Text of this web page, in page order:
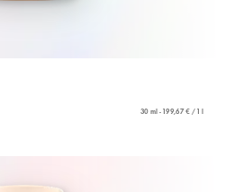
30 ml - 199,67 € / 1 l